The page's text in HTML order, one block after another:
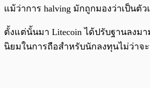
แม้ว่าการ halving มักถูกมองว่าเป็นตั
ตั้งแต่นั้นมา Litecoin ได้ปรับฐานลงม
นิยมในการถือสำหรับนักลงทุนไม่ว่าจ